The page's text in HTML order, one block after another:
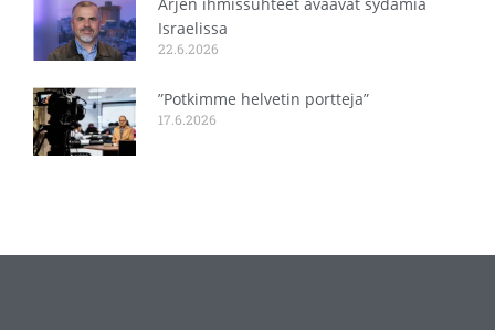
Israelissa
22.6.2026
”Potkimme helvetin portteja”
17.6.2026